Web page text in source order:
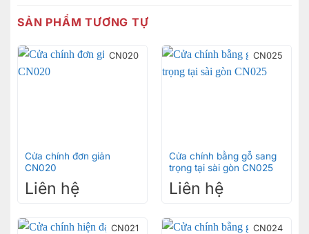
SẢN PHẨM TƯƠNG TỰ
CN020
Cửa chính đơn giản
CN020
Liên hệ
CN025
Cửa chính bằng gỗ sang
trọng tại sài gòn CN025
Liên hệ
CN021 CN024